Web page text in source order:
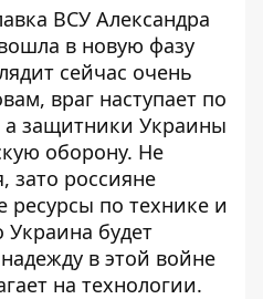
ВСУ Александра
в новую фазу
сейчас очень
враг наступает по
защитники Украины
оборону. Не
зато россияне
ресурсы по технике и
Украина будет
в этой войне
на технологии.